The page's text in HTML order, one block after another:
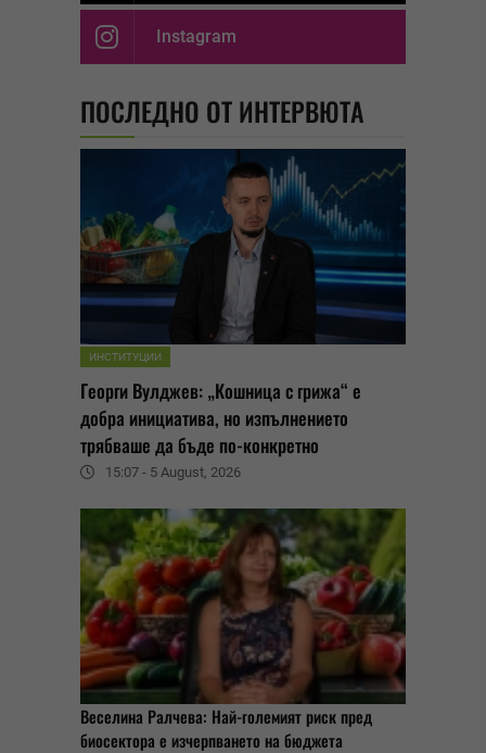
Instagram
ПОСЛЕДНО ОТ ИНТЕРВЮТА
ИНСТИТУЦИИ
Георги Вулджев: „Кошница с грижа“ е
добра инициатива, но изпълнението
трябваше да бъде по-конкретно
15:07 - 5 August, 2026
Веселина Ралчева: Най-големият риск пред
биосектора е изчерпването на бюджета